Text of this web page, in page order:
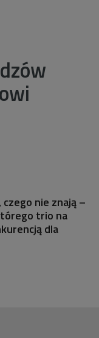
nie znają –
trio na
dla